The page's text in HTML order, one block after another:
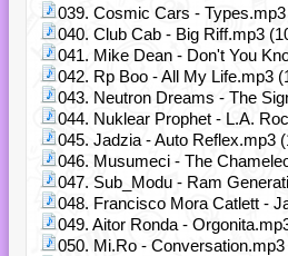
039. Cosmic Cars -
040. Club Cab - Big Riff.mp3
041. Mike Dean - Don't You
042. Rp Boo - All My Life.mp3
043. Neutron Dreams - The
044. Nuklear Prophet - L.A.
045. Jadzia - Auto Reflex.mp3
046. Musumeci - The
047. Sub_Modu - Ram
048. Francisco Mora Catlett -
049. Aitor Ronda -
050. Mi.Ro - Conversation.mp3